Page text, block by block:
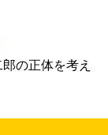
の正体を考え